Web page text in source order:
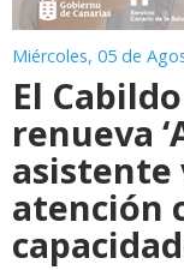
Miércoles, 05 de
El
renueva
atención